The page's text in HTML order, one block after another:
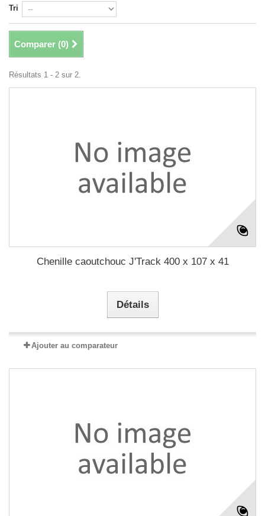
Tri
Comparer (0)
Résultats 1 - 2 sur 2.
Chenille caoutchouc J'Track 400 x 107 x 41
Détails
Ajouter au comparateur